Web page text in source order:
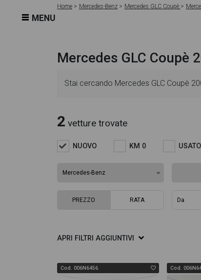
MENU
Home Mercedes-Benz Mercedes GLC Coupè
Mercedes GLC Coupè
Stai cercando Mercedes GLC Coupè
il veicolo o acquistarlo online!
eventuale offerta e rata consigliata
2 vetture trovate
NUOVO KM 0 USATO
PREZZO RATA
APRI FILTRI AGGIUNTIVI
Cod. 006N6456 Cod.